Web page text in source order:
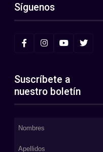
Síguenos
Suscríbete a
nuestro boletín